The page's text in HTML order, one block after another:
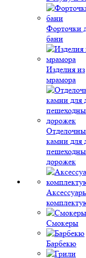
Форточки
бани
Изделия из
мрамора
камни для
дорожек
Смокеры
Барбекю